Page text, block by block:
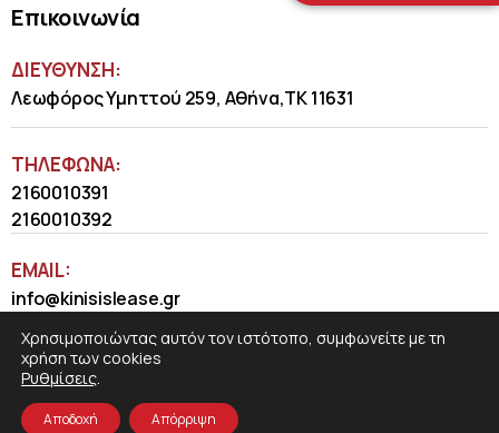
Επικοινωνία
ΔΙΕΥΘΥΝΣΗ:
Λεωφόρος Υμηττού 259, Αθήνα,ΤΚ 11631
ΤΗΛΈΦΩΝΑ:
2160010391
2160010392
EMAIL:
info@kinisislease.gr
Χρησιμοποιώντας αυτόν τον ιστότοπο, συμφωνείτε με τη
χρήση των cookies
Ρυθμίσεις.
Αποδοχή Απόρριψη